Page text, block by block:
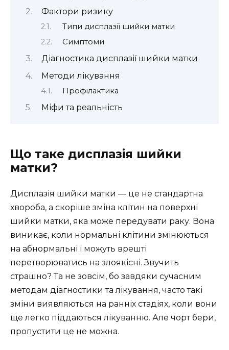
Фактори ризику
Типи дисплазії шийки матки
Симптоми
Діагностика дисплазії шийки матки
Методи лікування
Профілактика
Міфи та реальність
Що таке дисплазія шийки
матки?
Дисплазія шийки матки — це не стандартна
хвороба, а скоріше зміна клітин на поверхні
шийки матки, яка може передувати раку. Вона
виникає, коли нормальні клітини змінюються
на абнормальні і можуть врешті
перетворюватись на злоякісні. Звучить
страшно? Та не зовсім, бо завдяки сучасним
методам діагностики та лікування, часто такі
зміни виявляються на ранніх стадіях, коли вони
ще легко піддаються лікуванню. Але чорт бери,
пропустити це не можна.